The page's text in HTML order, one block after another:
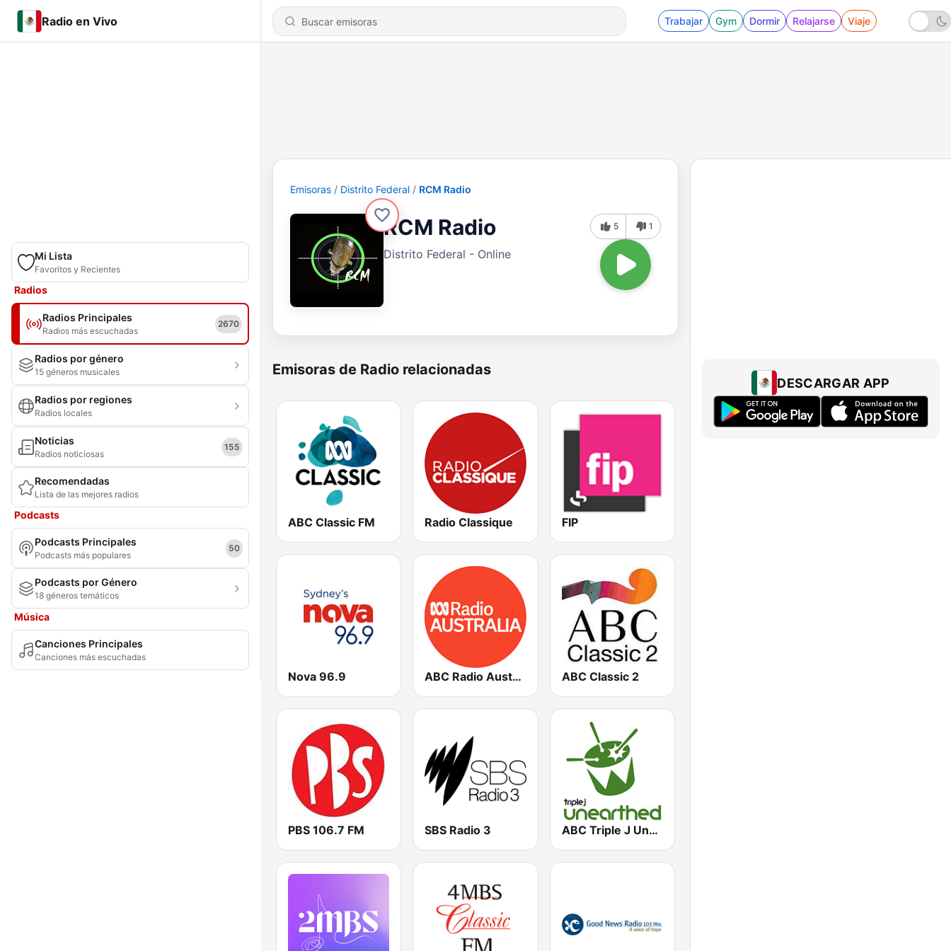
Radio en Vivo Trabajar Gym Dormir Relajarse Viaje
Mi Lista
Favoritos y Recientes
Radios
Radios Principales
Radios más escuchadas
2670
Radios por género
15 géneros musicales
Radios por regiones
Radios locales
Noticias
Radios noticiosas
155
Recomendadas
Lista de las mejores radios
Podcasts
Podcasts Principales
Podcasts más populares
50
Podcasts por Género
18 géneros temáticos
Música
Canciones Principales
Canciones más escuchadas
Emisoras Distrito Federal RCM Radio
RCM Radio
Distrito Federal - Online
5 1
Emisoras de Radio relacionadas
ABC Classic FM Radio Classique FIP
Nova 96.9 ABC Radio Australia ABC Classic 2
PBS 106.7 FM SBS Radio 3 ABC Triple J Unearthed
DESCARGAR APP